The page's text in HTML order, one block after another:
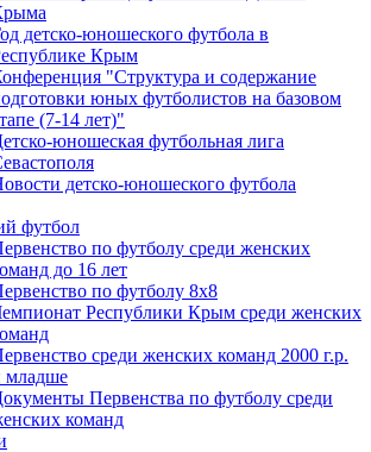
детско-юношеского футбола в
Крым
"Структура и содержание
юных футболистов на базовом
(7-14 лет)"
юношеская футбольная лига
детско-юношеского футбола
футбол
по футболу среди женских
до 16 лет
по футболу 8х8
Республики Крым среди женских
среди женских команд 2000 г.р.
младше
Первенства по футболу среди
команд